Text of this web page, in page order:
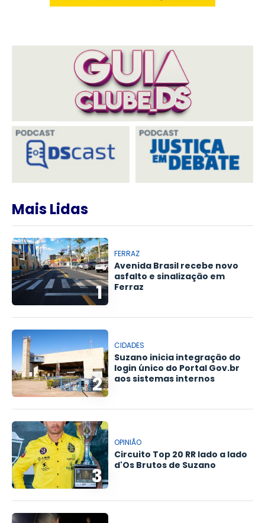
Mais Lidas
1
FERRAZ
Avenida Brasil recebe novo
asfalto e sinalização em
Ferraz
2
CIDADES
Suzano inicia integração do
login único do Portal Gov.br
aos sistemas internos
3
OPINIÃO
Circuito Top 20 RR lado a lado
d'Os Brutos de Suzano